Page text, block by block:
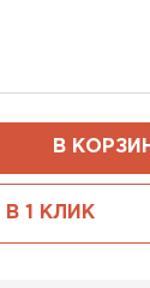
В
В 1 КЛИК